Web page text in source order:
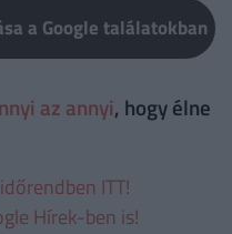
a Google találatokban
az annyi, hogy élne
ITT!
Hírek-ben is!